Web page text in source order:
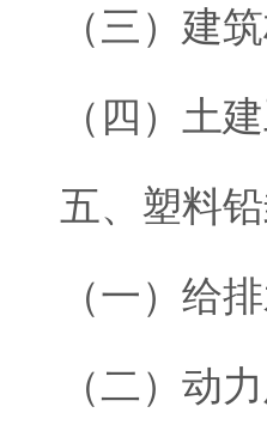
（三）建
（四）土
五、塑料
（一）给
（二）动